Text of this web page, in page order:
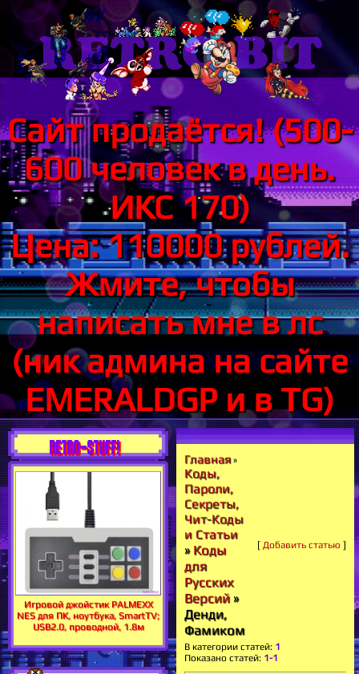
Сайт продаётся! (500-
600 человек в день.
ИКС 170)
Цена: 110000 рублей.
Жмите, чтобы
написать мне в лс
(ник админа на сайте
EMERALDGP и в TG)
RETRO-STUFF!
Игровой джойстик PALMEXX
NES для ПК, ноутбука, SmartTV;
USB2.0, проводной, 1.8м
Главная»
Коды,
Пароли,
Секреты,
Чит-Коды
и Статьи
» Коды
для
Русских
Версий »
Денди,
Фамиком
[ Добавить статью ]
В категории статей: 1
Показано статей: 1-1